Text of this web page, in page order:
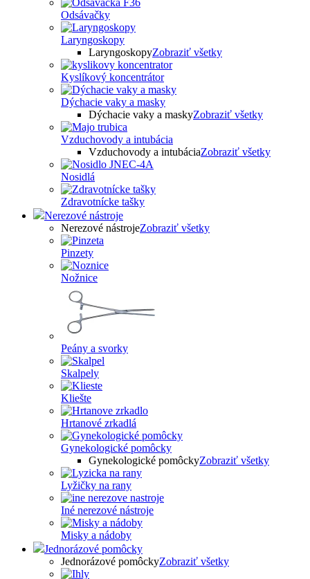
Odsávačky
Laryngoskopy
LaryngoskopyZobraziť všetky
Kyslíkový koncentrátor
Dýchacie vaky a masky
Dýchacie vaky a maskyZobraziť všetky
Vzduchovody a intubácia
Vzduchovody a intubáciaZobraziť všetky
Nosidlá
Zdravotnícke tašky
Nerezové nástroje
Nerezové nástrojeZobraziť všetky
Pinzety
Nožnice
Peány a svorky
Skalpely
Kliešte
Hrtanové zrkadlá
Gynekologické pomôcky
Gynekologické pomôckyZobraziť všetky
Lyžičky na rany
Iné nerezové nástroje
Misky a nádoby
Jednorázové pomôcky
Jednorázové pomôckyZobraziť všetky